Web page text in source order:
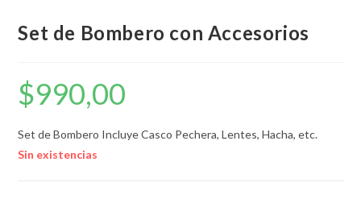
Set de Bombero con Accesorios
$990,00
Set de Bombero Incluye Casco Pechera, Lentes, Hacha, etc.
Sin existencias